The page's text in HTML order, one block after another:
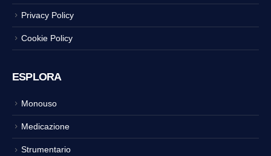
Privacy Policy
Cookie Policy
ESPLORA
Monouso
Medicazione
Strumentario